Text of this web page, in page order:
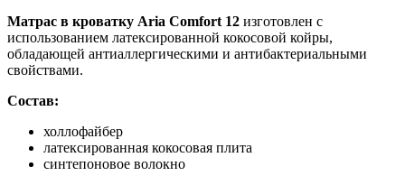
Матрас в кроватку Aria Comfort 12 изготовлен с
использованием латексированной кокосовой койры,
обладающей антиаллергическими и антибактериальными
свойствами.
Состав:
холлофайбер
латексированная кокосовая плита
синтепоновое волокно